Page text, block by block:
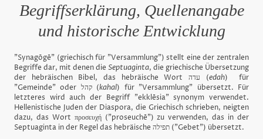
Begriffserklärung, Quellenangabe
und historische Entwicklung
"Synagōgē" (griechisch für "Versammlung") stellt eine der zentralen
Begriffe dar, mit denen die Septuaginta, die griechische Übersetzung
der hebräischen Bibel, das hebräische Wort עדה (edah) für
"Gemeinde" oder קהל (kahal) für "Versammlung" übersetzt. Für
letzteres wird auch der Begriff "ekklēsia" synonym verwendet.
Hellenistische Juden der Diaspora, die Griechisch schrieben, neigten
dazu, das Wort προσευχή ("proseuchē") zu verwenden, das in der
Septuaginta in der Regel das hebräische תפילה ("Gebet") übersetzt.